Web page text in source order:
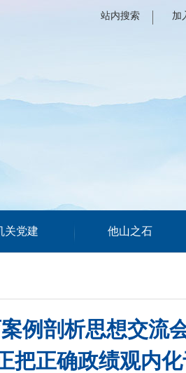
站内搜索 加
关党建 他山之石
例剖析思想交流
把正确政绩观内